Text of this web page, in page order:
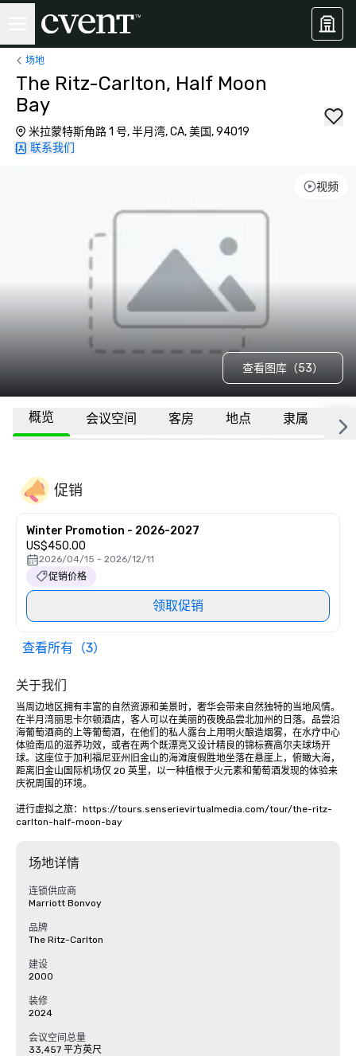
场地
The Ritz-Carlton, Half Moon
Bay
米拉蒙特斯角路 1 号, 半月湾, CA, 美国, 94019
联系我们
视频
查看图库（53）
概览 会议空间 客房 地点 隶属 更
促销
Winter Promotion - 2026-2027
US$450.00
2026/04/15 - 2026/12/11
促销价格
领取促销
查看所有（3）
关于我们
当周边地区拥有丰富的自然资源和美景时，奢华会带来自然独特的当地风情。
在半月湾丽思卡尔顿酒店，客人可以在美丽的夜晚品尝北加州的日落。品尝沿
海葡萄酒商的上等葡萄酒，在他们的私人露台上用明火酿造烟雾，在水疗中心
体验南瓜的滋养功效，或者在两个既漂亮又设计精良的锦标赛高尔夫球场开
球。这座位于加利福尼亚州旧金山的海滩度假胜地坐落在悬崖上，俯瞰大海，
距离旧金山国际机场仅 20 英里，以一种植根于火元素和葡萄酒发现的体验来
庆祝周围的环境。
进行虚拟之旅：https://tours.senserievirtualmedia.com/tour/the-ritz-
carlton-half-moon-bay
场地详情
连锁供应商
Marriott Bonvoy
品牌
The Ritz-Carlton
建设
2000
装修
2024
会议空间总量
33,457 平方英尺